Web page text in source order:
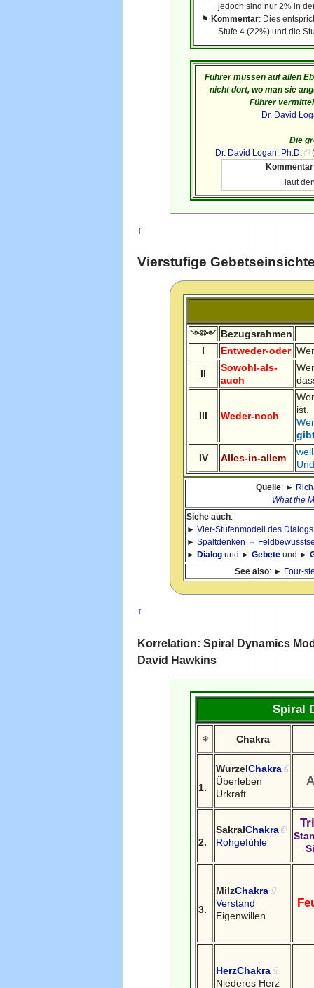
jedoch sind nur 2% in der
⚑ Kommentar: Dies
Stufe 4 (22%) und die
Führer müssen auf allen
nicht dort, wo man sie
Führer
Dr. David
Die
Dr. David Logan, Ph.D.
Kommentar
laut
↑
Vierstufige
༺༻ Bezugsrahmen
I
Entweder-oder
II
Sowohl-als-
auch
III Weder-noch
ist.
IV Alles-in-allem
Quelle: ►
What the
Siehe auch:
►Vier-Stufenmodell des
►Spaltdenken ⇔
► Dialog und ►Gebete und ►
See also: ► Four-
↑
Korrelation: Spiral Dynamics
David Hawkins
Spiral
❄ Chakra
1.
WurzelChakra
Überleben
Urkraft
2.
SakralChakra
Rohgefühle
3.
MilzChakra
Verstand
Eigenwillen
HerzChakra
Niederes Herz